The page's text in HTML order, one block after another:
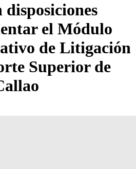
disposiciones
el Módulo
de Litigación
Superior de